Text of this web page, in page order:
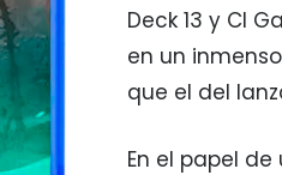
Deck 13 y CI
en un
que el del
En el papel